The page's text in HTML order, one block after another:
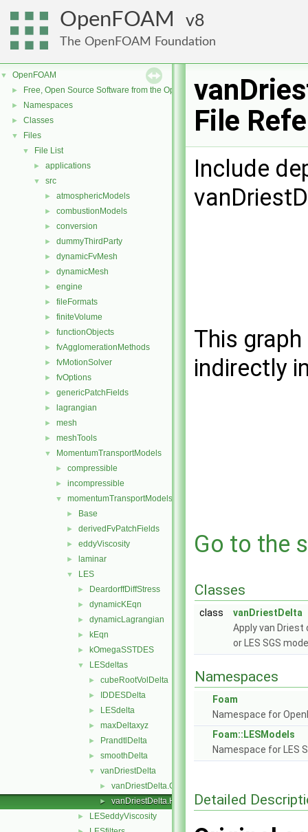
OpenFOAM 8
The OpenFOAM Foundation
▼ OpenFOAM
► Free, Open Source Software from the OpenFOAM Foundation
► Namespaces
► Classes
▼ Files
▼ File List
► applications
▼ src
► atmosphericModels
► combustionModels
► conversion
► dummyThirdParty
► dynamicFvMesh
► dynamicMesh
► engine
► fileFormats
► finiteVolume
► functionObjects
► fvAgglomerationMethods
► fvMotionSolver
► fvOptions
► genericPatchFields
► lagrangian
► mesh
► meshTools
▼ MomentumTransportModels
► compressible
► incompressible
▼ momentumTransportModels
► Base
► derivedFvPatchFields
► eddyViscosity
► laminar
▼ LES
► DeardorffDiffStress
► dynamicKEqn
► dynamicLagrangian
► kEqn
► kOmegaSSTDES
▼ LESdeltas
► cubeRootVolDelta
► IDDESDelta
► LESdelta
► maxDeltaxyz
► PrandtlDelta
► smoothDelta
▼ vanDriestDelta
► vanDriestDelta.C
► vanDriestDelta.H
► LESeddyViscosity
File
Include
This
indirectly
Go to the
Classes
class
vanDriestDelta
Apply van
or LES SGS
Namespaces
Foam
Namespace for
Foam::LESModels
Namespace for LES
Detailed